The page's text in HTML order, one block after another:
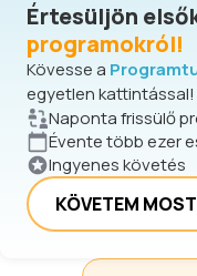
Értesüljön
programokról!
Kövesse a
egyetlen kattintással!
Naponta frissülő
Évente több ezer
Ingyenes követés
KÖVETEM